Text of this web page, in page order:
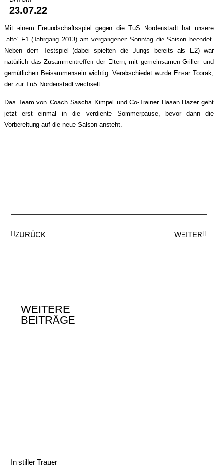
23.07.22
Mit einem Freundschaftsspiel gegen die TuS Nordenstadt hat unsere
„alte“ F1 (Jahrgang 2013) am vergangenen Sonntag die Saison beendet.
Neben dem Testspiel (dabei spielten die Jungs bereits als E2) war
natürlich das Zusammentreffen der Eltern, mit gemeinsamen Grillen und
gemütlichen Beisammensein wichtig. Verabschiedet wurde Ensar Toprak,
der zur TuS Nordenstadt wechselt.
Das Team von Coach Sascha Kimpel und Co-Trainer Hasan Hazer geht
jetzt erst einmal in die verdiente Sommerpause, bevor dann die
Vorbereitung auf die neue Saison ansteht.
ZURÜCK WEITER
WEITERE
BEITRÄGE
In stiller Trauer